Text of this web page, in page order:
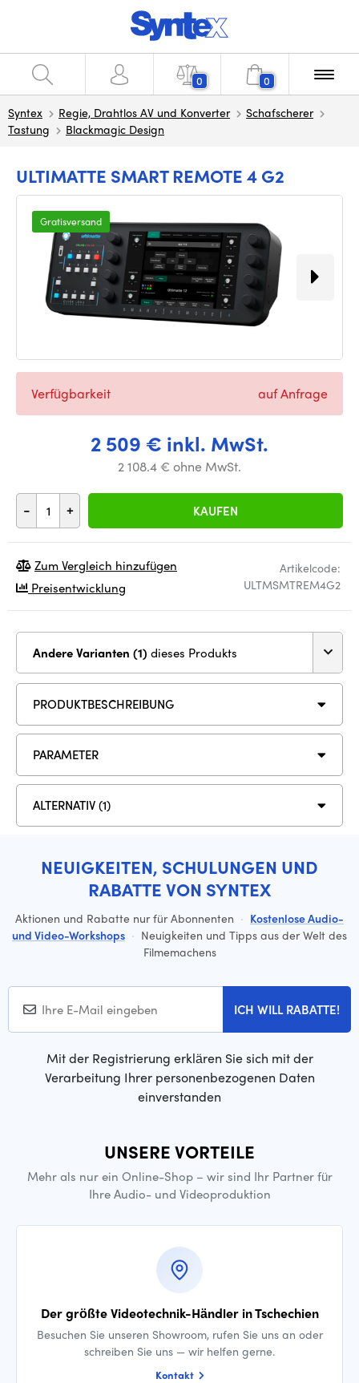
0 0
Syntex Regie, Drahtlos AV und Konverter
Schafscherer
Tastung
Blackmagic Design
ULTIMATTE SMART REMOTE 4 G2
Gratisversand
2 509 € inkl. MwSt.
2 108.4 € ohne MwSt.
- + KAUFEN
Verfügbarkeit auf Anfrage
Artikelcode:
ULTMSMTREM4G2
Zum Vergleich hinzufügen
Preisentwicklung
Andere Varianten (1) dieses Produkts
PRODUKTBESCHREIBUNG
PARAMETER
ALTERNATIV (1)
NEUIGKEITEN, SCHULUNGEN UND
RABATTE VON SYNTEX
Aktionen und Rabatte nur für Abonnenten · Kostenlose Audio-
und Video-Workshops · Neuigkeiten und Tipps aus der Welt des
Filmemachens
ICH WILL RABATTE!
Mit der Registrierung erklären Sie sich mit der
Verarbeitung Ihrer personenbezogenen Daten
einverstanden
UNSERE VORTEILE
Mehr als nur ein Online-Shop – wir sind Ihr Partner für
Ihre Audio- und Videoproduktion
Der größte Videotechnik-Händler in Tschechien
Besuchen Sie unseren Showroom, rufen Sie uns an oder
schreiben Sie uns — wir helfen gerne.
Kontakt